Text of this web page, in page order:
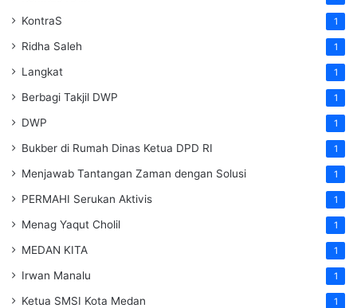
KontraS 1
Ridha Saleh 1
Langkat 1
Berbagi Takjil DWP 1
DWP 1
Bukber di Rumah Dinas Ketua DPD RI 1
Menjawab Tantangan Zaman dengan Solusi 1
PERMAHI Serukan Aktivis 1
Menag Yaqut Cholil 1
MEDAN KITA 1
Irwan Manalu 1
Ketua SMSI Kota Medan 1